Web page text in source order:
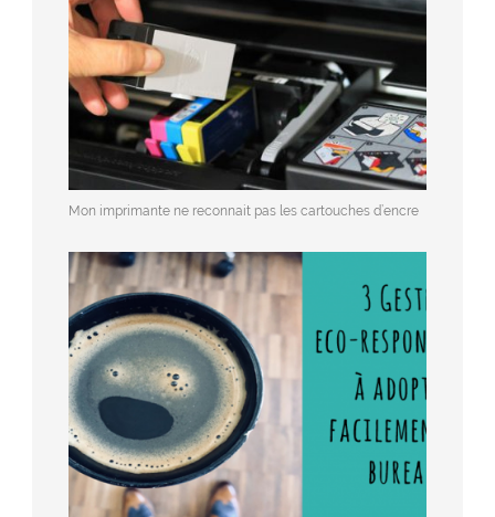
Mon imprimante ne reconnait pas les cartouches d’encre